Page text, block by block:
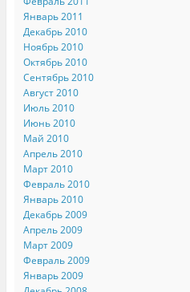
Январь 2011
Декабрь 2010
Ноябрь 2010
Октябрь 2010
Сентябрь 2010
Август 2010
Июль 2010
Июнь 2010
Май 2010
Апрель 2010
Март 2010
Февраль 2010
Январь 2010
Декабрь 2009
Апрель 2009
Март 2009
Февраль 2009
Январь 2009